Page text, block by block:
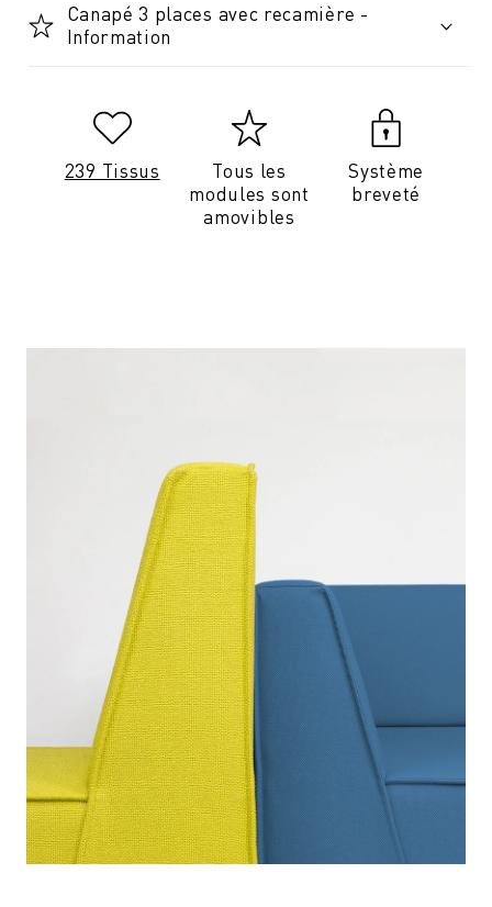
Canapé 3 places avec recamière -
Information
239 Tissus
Tous les
modules sont
amovibles
Système
breveté